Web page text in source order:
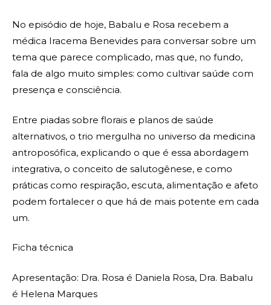
No episódio de hoje, Babalu e Rosa recebem a
médica Iracema Benevides para conversar sobre um
tema que parece complicado, mas que, no fundo,
fala de algo muito simples: como cultivar saúde com
presença e consciência.
Entre piadas sobre florais e planos de saúde
alternativos, o trio mergulha no universo da medicina
antroposófica, explicando o que é essa abordagem
integrativa, o conceito de salutogênese, e como
práticas como respiração, escuta, alimentação e afeto
podem fortalecer o que há de mais potente em cada
um.
Ficha técnica
Apresentação: Dra. Rosa é Daniela Rosa, Dra. Babalu
é Helena Marques